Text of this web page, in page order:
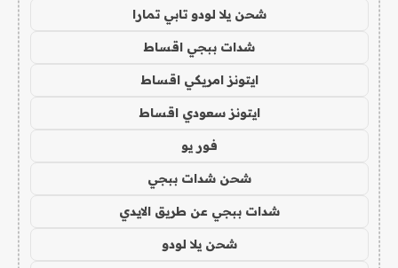
شحن يلا لودو تابي تمارا
شدات ببجي اقساط
ايتونز امريكي اقساط
ايتونز سعودي اقساط
فور يو
شحن شدات ببجي
شدات ببجي عن طريق الايدي
شحن يلا لودو